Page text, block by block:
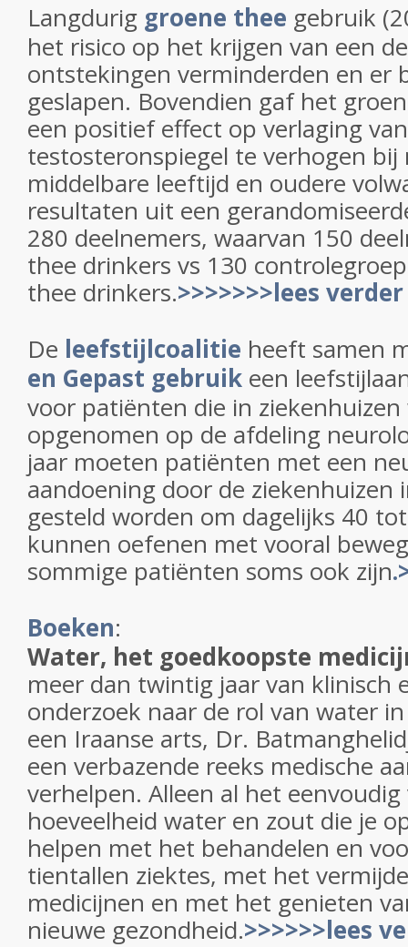
Langdurig groene thee gebruik
het risico op het krijgen van een
ontstekingen verminderden en er
geslapen. Bovendien gaf het
een positief effect op verlaging
testosteronspiegel te verhogen bij
middelbare leeftijd en oudere
resultaten uit een
280 deelnemers, waarvan 150
thee drinkers vs 130
thee drinkers.>>>>>>>lees verder
De leefstijlcoalitie heeft samen
en Gepast gebruik een
voor patiënten die in
opgenomen op de afdeling
jaar moeten patiënten met een
aandoening door de ziekenhuizen
gesteld worden om dagelijks 40
kunnen oefenen met vooral
sommige patiënten soms ook zijn
Boeken:
Water, het goedkoopste
meer dan twintig jaar van klinisch
onderzoek naar de rol van water
een Iraanse arts, Dr.
een verbazende reeks medische
verhelpen. Alleen al het
hoeveelheid water en zout die je
helpen met het behandelen en
tientallen ziektes, met het
medicijnen en met het genieten
nieuwe gezondheid.>>>>>>lees